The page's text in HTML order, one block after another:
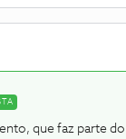
que faz parte